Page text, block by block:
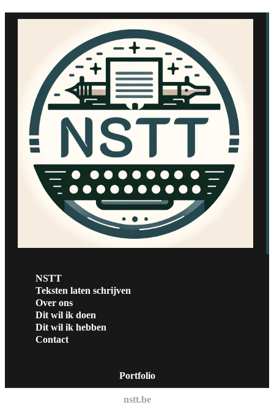
NSTT
Teksten laten schrijven
Over ons
Dit wil ik doen
Dit wil ik hebben
Contact
Portfolio
nstt.be